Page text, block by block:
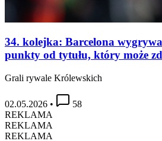
34. kolejka: Barcelona
punkty od tytułu, który może
Grali rywale Królewskich
02.05.2026 •
58
REKLAMA
REKLAMA
REKLAMA